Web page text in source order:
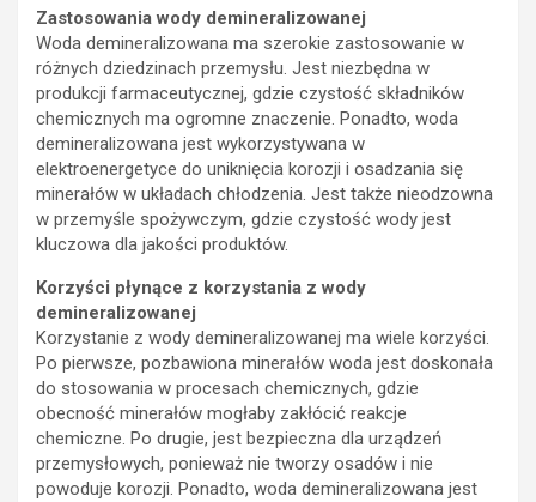
Zastosowania wody demineralizowanej
Woda demineralizowana ma szerokie zastosowanie w
różnych dziedzinach przemysłu. Jest niezbędna w
produkcji farmaceutycznej, gdzie czystość składników
chemicznych ma ogromne znaczenie. Ponadto, woda
demineralizowana jest wykorzystywana w
elektroenergetyce do uniknięcia korozji i osadzania się
minerałów w układach chłodzenia. Jest także nieodzowna
w przemyśle spożywczym, gdzie czystość wody jest
kluczowa dla jakości produktów.
Korzyści płynące z korzystania z wody
demineralizowanej
Korzystanie z wody demineralizowanej ma wiele korzyści.
Po pierwsze, pozbawiona minerałów woda jest doskonała
do stosowania w procesach chemicznych, gdzie
obecność minerałów mogłaby zakłócić reakcje
chemiczne. Po drugie, jest bezpieczna dla urządzeń
przemysłowych, ponieważ nie tworzy osadów i nie
powoduje korozji. Ponadto, woda demineralizowana jest